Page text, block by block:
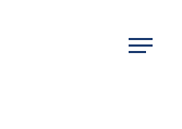
Menu